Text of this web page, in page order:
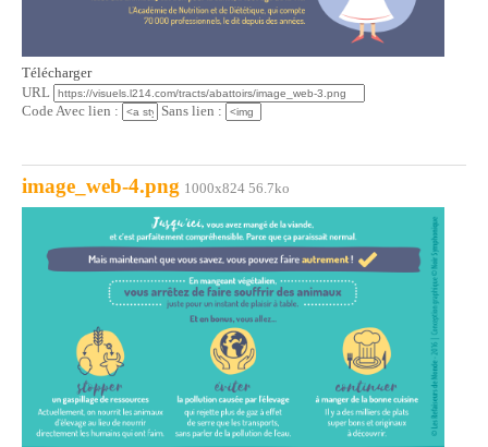
Télécharger
URL
Code Avec lien :
Sans lien :
image_web-4.png 1000x824 56.7ko